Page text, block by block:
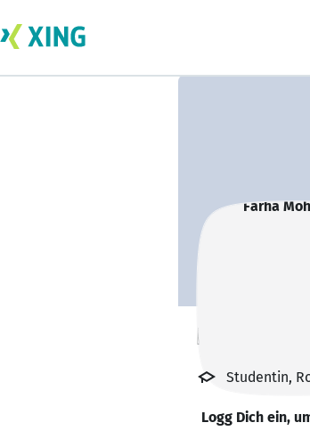
Farha
Studentin,
Logg Dich ein,